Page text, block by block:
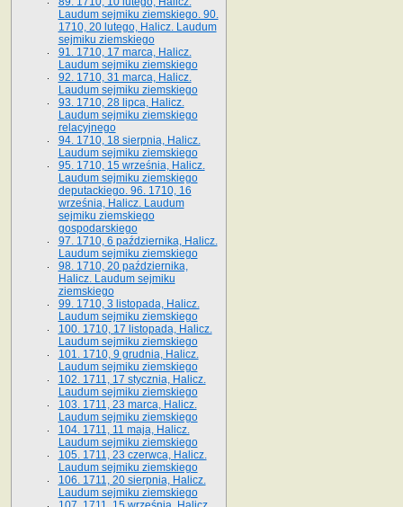
Laudum sejmiku ziemskiego. 90.
1710, 20 lutego, Halicz. Laudum
sejmiku ziemskiego
91. 1710, 17 marca, Halicz.
Laudum sejmiku ziemskiego
92. 1710, 31 marca, Halicz.
Laudum sejmiku ziemskiego
93. 1710, 28 lipca, Halicz.
Laudum sejmiku ziemskiego
relacyjnego
94. 1710, 18 sierpnia, Halicz.
Laudum sejmiku ziemskiego
95. 1710, 15 września, Halicz.
Laudum sejmiku ziemskiego
deputackiego. 96. 1710, 16
września, Halicz. Laudum
sejmiku ziemskiego
gospodarskiego
97. 1710, 6 października, Halicz.
Laudum sejmiku ziemskiego
98. 1710, 20 października,
Halicz. Laudum sejmiku
ziemskiego
99. 1710, 3 listopada, Halicz.
Laudum sejmiku ziemskiego
100. 1710, 17 listopada, Halicz.
Laudum sejmiku ziemskiego
101. 1710, 9 grudnia, Halicz.
Laudum sejmiku ziemskiego
102. 1711, 17 stycznia, Halicz.
Laudum sejmiku ziemskiego
103. 1711, 23 marca, Halicz.
Laudum sejmiku ziemskiego
104. 1711, 11 maja, Halicz.
Laudum sejmiku ziemskiego
105. 1711, 23 czerwca, Halicz.
Laudum sejmiku ziemskiego
106. 1711, 20 sierpnia, Halicz.
Laudum sejmiku ziemskiego